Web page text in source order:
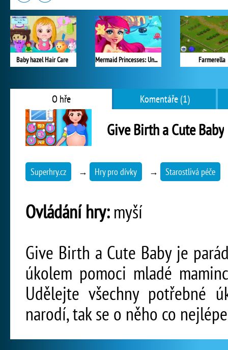
Baby hazel Hair Care Mermaid Princesses: Underwater Games Farmerella
O hře Komentáře (1)
Give Birth a Cute Baby
Superhry.cz → Hry pro dívky → Starostlivá péče
Ovládání hry:myší
Give Birth a Cute Baby je
úkolem pomoci mladé
Udělejte všechny potřebné
narodí, tak se o něho co